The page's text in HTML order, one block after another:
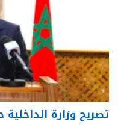
تصريح وزارة